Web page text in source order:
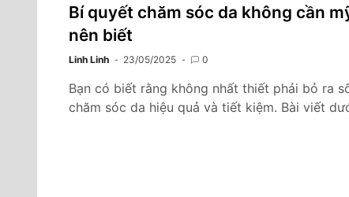
Bí quyết chăm sóc da không cần
nên biết
Linh Linh 23/05/2025 0
Bạn có biết rằng không nhất thiết phải bỏ ra
chăm sóc da hiệu quả và tiết kiệm. Bài viết